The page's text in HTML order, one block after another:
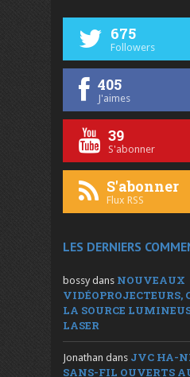
675
Followers
405
J'aimes
39
S'abonner
S'abonner
Flux RSS
LES DERNIERS
bossy dans NOUVEAUX
LA SOURCE
LASER
Jonathan dans JVC HA-
SANS-FIL OUVERTS